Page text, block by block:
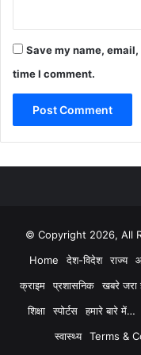
Save my name,
time I comment.
© Copyright 2026, All
Home
देश-विदेश राज्य
क्राइम
प्रशासनिक खबरे जरा
शिक्षा
स्पोर्टस हमारे बारे में…
स्वास्थ्य
Terms &